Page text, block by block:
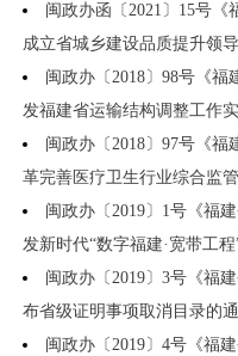
闽政办函〔2021〕15号
成立省城乡建设品质提升领
闽政办〔2018〕98号《
发福建省运输结构调整工作
闽政办〔2018〕97号《
革完善医疗卫生行业综合监
闽政办〔2019〕1号《福
发新时代“数字福建·宽带工程
闽政办〔2019〕3号《福
布省级证明事项取消目录的通
闽政办〔2019〕4号《福